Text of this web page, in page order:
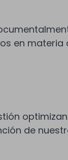
en materia
de